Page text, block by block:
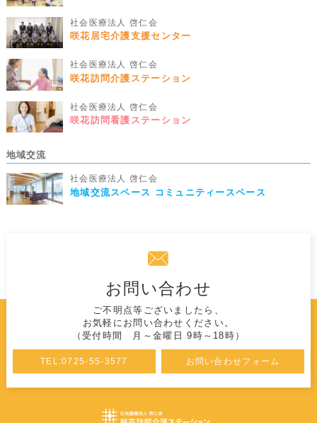
社会医療法人 啓仁会
咲花居宅介護支援センター
社会医療法人 啓仁会
咲花訪問介護ステーション
社会医療法人 啓仁会
咲花訪問看護ステーション
地域交流
社会医療法人 啓仁会
地域交流スペース コミュニティースペース
お問い合わせ
ご不明点等ございましたら、
お気軽にお問い合わせください。
（受付時間 月～金曜日 9時～18時）
TEL:0725-55-3577 お問い合わせフォーム